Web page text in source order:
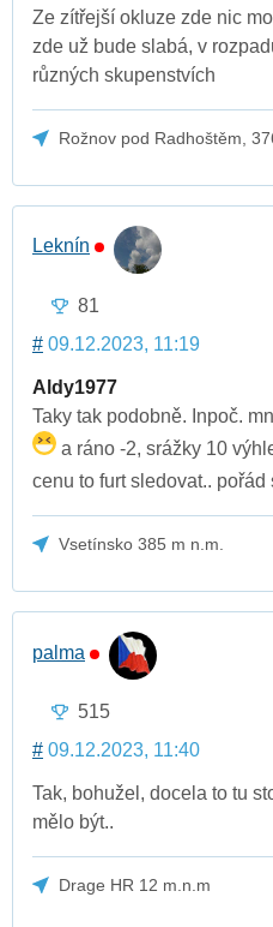
Ze zítřejší okluze zde nic
zde už bude slabá, v
různých skupenstvích
Rožnov pod Radhoštěm,
Leknín
81
# 09.12.2023, 11:19
Aldy1977
Taky tak podobně. Inpoč.
a ráno -2, srážky 10
cenu to furt sledovat.. pořád
Vsetínsko 385 m n.m.
palma
515
# 09.12.2023, 11:40
Tak, bohužel, docela to tu
mělo být..
Drage HR 12 m.n.m